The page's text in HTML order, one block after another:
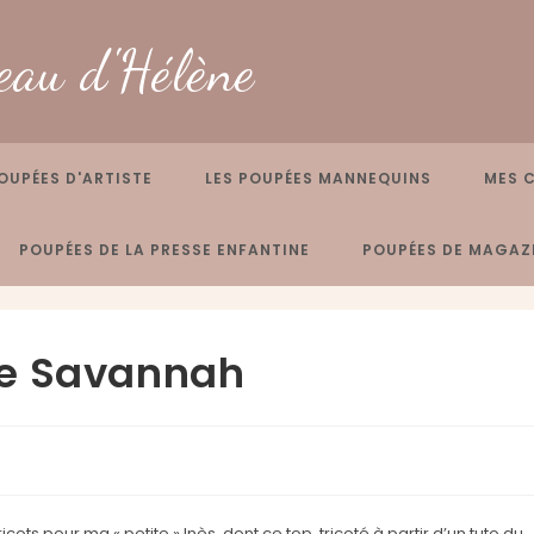
d'Hélène
D'ARTISTE LES POUPÉES MANNEQUINS MES
POUPÉES DE LA PRESSE ENFANTINE POUPÉES DE
Savannah